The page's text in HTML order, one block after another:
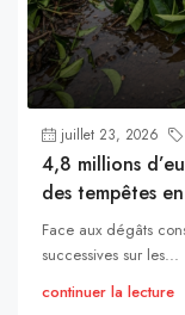
juillet 23, 2026
4,8 millions
des tempêtes
Face aux dégâts
successives sur les...
continuer la lecture